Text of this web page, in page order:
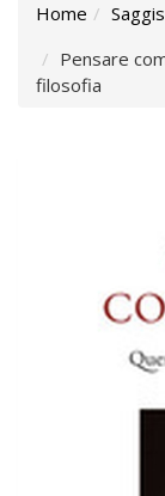
Home
Pensare
filosofia